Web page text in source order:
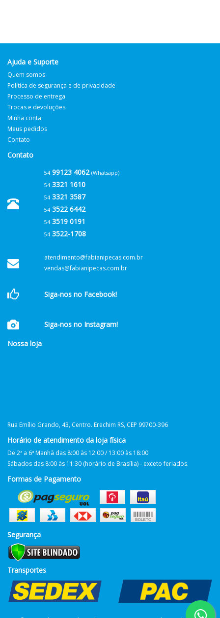
Ajuda e Suporte
Quem somos
Política de segurança e de privacidade
Processo de entrega
Trocas e devoluções
Minha conta
Meus pedidos
Contato
Contato
5499123 4062 (Whatsapp)
543321 1610
543321 3587
543522 6442
543519 0191
543522-1708
atendimento@fabianipecas.com.br
vendas@fabianipecas.com.br
Siga-nos no Facebook!
Siga-nos no Instagram!
Nossa loja
Rua Emílio Grando, 43, Centro. Erechim RS, CEP 99700-396
Horário de atendimento da loja física
De 2ª a 6ª Manhã das 8:00 às 12:00 / 13:00 às 18:00
Sábados das 8:00 às 11:30 (horário de Brasília) - exceto feriados.
Formas de Pagamento
Segurança
Transportes